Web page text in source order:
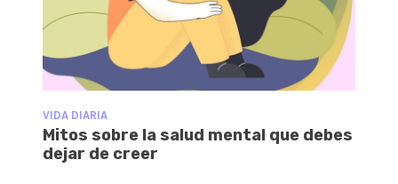
VIDA DIARIA
Mitos sobre la salud mental que debes
dejar de creer